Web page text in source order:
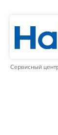
Сервисный